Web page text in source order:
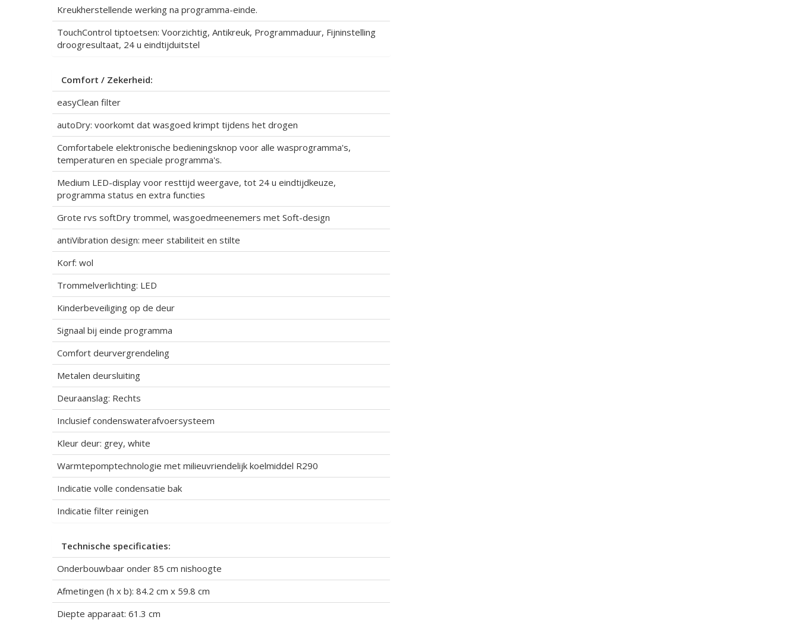
Kreukherstellende werking na programma-einde.
TouchControl tiptoetsen: Voorzichtig, Antikreuk, Programmaduur, Fijninstelling
droogresultaat, 24 u eindtijduitstel
Comfort / Zekerheid:
easyClean filter
autoDry: voorkomt dat wasgoed krimpt tijdens het drogen
Comfortabele elektronische bedieningsknop voor alle wasprogramma's,
temperaturen en speciale programma's.
Medium LED-display voor resttijd weergave, tot 24 u eindtijdkeuze,
programma status en extra functies
Grote rvs softDry trommel, wasgoedmeenemers met Soft-design
antiVibration design: meer stabiliteit en stilte
Korf: wol
Trommelverlichting: LED
Kinderbeveiliging op de deur
Signaal bij einde programma
Comfort deurvergrendeling
Metalen deursluiting
Deuraanslag: Rechts
Inclusief condenswaterafvoersysteem
Kleur deur: grey, white
Warmtepomptechnologie met milieuvriendelijk koelmiddel R290
Indicatie volle condensatie bak
Indicatie filter reinigen
Technische specificaties:
Onderbouwbaar onder 85 cm nishoogte
Afmetingen (h x b): 84.2 cm x 59.8 cm
Diepte apparaat: 61.3 cm